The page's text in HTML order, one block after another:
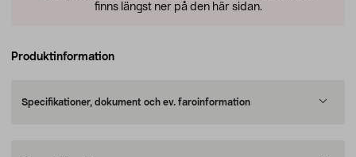
finns längst ner på den här sidan.
Produktinformation
Specifikationer, dokument och ev. faroinformation